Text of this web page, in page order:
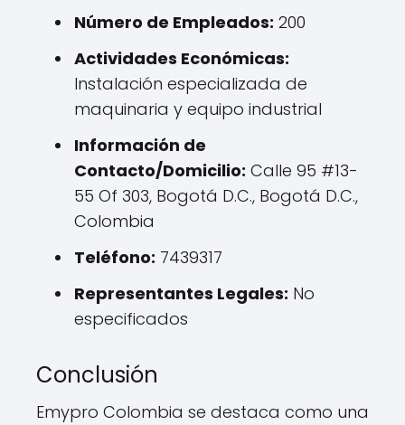
Número de Empleados: 200
Actividades Económicas:
Instalación especializada de
maquinaria y equipo industrial
Información de
Contacto/Domicilio: Calle 95 #13-
55 Of 303, Bogotá D.C., Bogotá D.C.,
Colombia
Teléfono: 7439317
Representantes Legales: No
especificados
Conclusión
Emypro Colombia se destaca como una